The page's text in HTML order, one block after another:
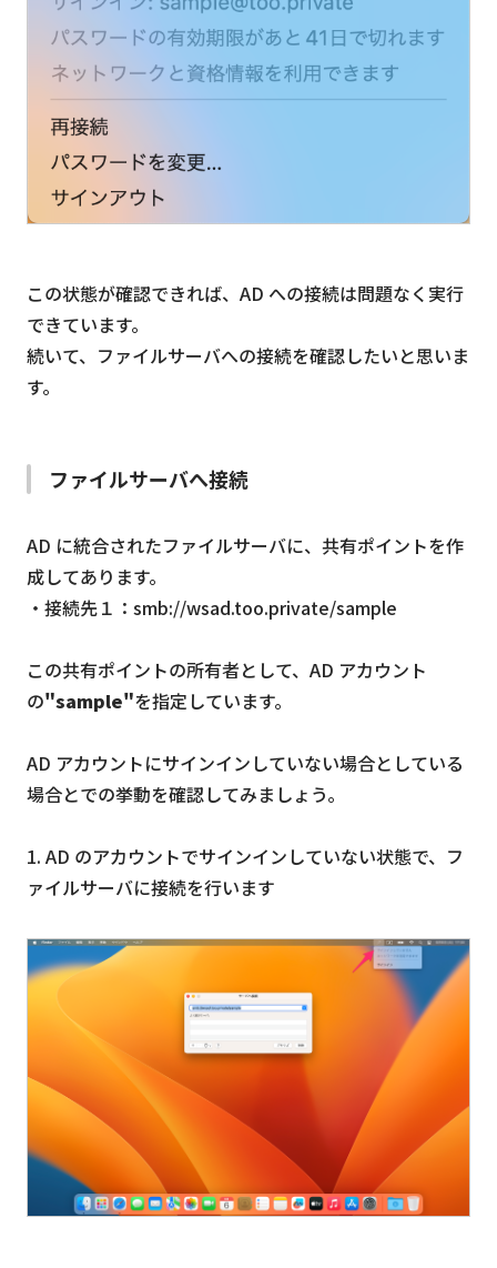
この状態が確認できれば、AD への接続は問題なく実行
できています。
続いて、ファイルサーバへの接続を確認したいと思いま
す。
ファイルサーバへ接続
AD に統合されたファイルサーバに、共有ポイントを作
成してあります。
・接続先１：smb://wsad.too.private/sample
この共有ポイントの所有者として、AD アカウント
の"sample"を指定しています。
AD アカウントにサインインしていない場合としている
場合とでの挙動を確認してみましょう。
1. AD のアカウントでサインインしていない状態で、フ
ァイルサーバに接続を行います